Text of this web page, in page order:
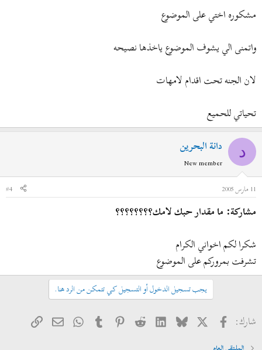
مشكوره اختي على الموضوع
واتمنى الي يشوف الموضوع ياخذها نصيحه
لان الجنه تحت اقدام لامهات
تحياتي للحميع
د دانة البحرين
New member
11 مارس 2005
#4
مشاركة: ما مقدار حبك لامك؟؟؟؟؟؟؟؟
شكرا لكم اخواني الكرام
تشرفت بمروركم على الموضوع
يجب تسجيل الدخول أو التسجيل كي تتمكن من الرد هنا.
شارك: فيسبوك
X
Bluesky
LinkedIn
Reddit
Pinterest
Tumblr
WhatsApp
البريدالرابط